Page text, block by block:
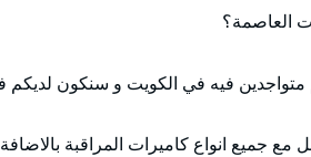
العاصمة؟
فيه في الكويت و سنكون لديكم
جميع انواع كاميرات المراقبة